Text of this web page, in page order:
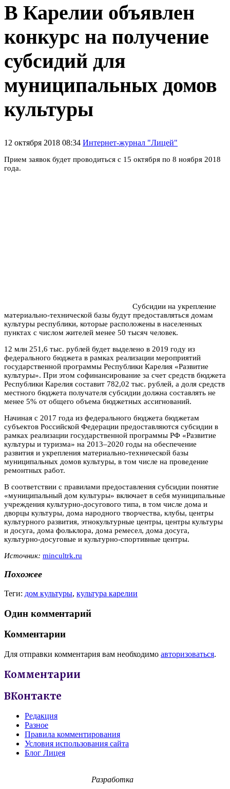
В Карелии объявлен
конкурс на получение
субсидий для
муниципальных домов
культуры
12 октября 2018 08:34 Интернет-журнал "Лицей"
Прием заявок будет проводиться с 15 октября по 8 ноября 2018
года.
Субсидии на укрепление
материально-технической базы будут предоставляться домам
культуры республики, которые расположены в населенных
пунктах с числом жителей менее 50 тысяч человек.
12 млн 251,6 тыс. рублей будет выделено в 2019 году из
федерального бюджета в рамках реализации мероприятий
государственной программы Республики Карелия «Развитие
культуры». При этом софинансирование за счет средств бюджета
Республики Карелия составит 782,02 тыс. рублей, а доля средств
местного бюджета получателя субсидии должна составлять не
менее 5% от общего объема бюджетных ассигнований.
Начиная с 2017 года из федерального бюджета бюджетам
субъектов Российской Федерации предоставляются субсидии в
рамках реализации государственной программы РФ «Развитие
культуры и туризма» на 2013–2020 годы на обеспечение
развития и укрепления материально-технической базы
муниципальных домов культуры, в том числе на проведение
ремонтных работ.
В соответствии с правилами предоставления субсидии понятие
«муниципальный дом культуры» включает в себя муниципальные
учреждения культурно-досугового типа, в том числе дома и
дворцы культуры, дома народного творчества, клубы, центры
культурного развития, этнокультурные центры, центры культуры
и досуга, дома фольклора, дома ремесел, дома досуга,
культурно-досуговые и культурно-спортивные центры.
Источник: mincultrk.ru
Похожее
Теги: дом культуры, культура карелии
Один комментарий
Комментарии
Для отправки комментария вам необходимо авторизоваться.
Комментарии
ВКонтакте
Редакция
Разное
Правила комментирования
Условия использования сайта
Блог Лицея
Разработка